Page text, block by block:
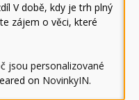
V době, kdy je trh plný
zájem o věci, které
jsou personalizované
on NovinkyIN.